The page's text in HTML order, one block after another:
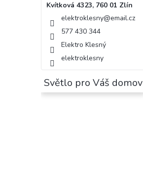
Kvítková 4323, 760 01 Zlín
elektroklesny@email.cz
577 430 344
Elektro Klesný
elektroklesny
Světlo pro Váš domov